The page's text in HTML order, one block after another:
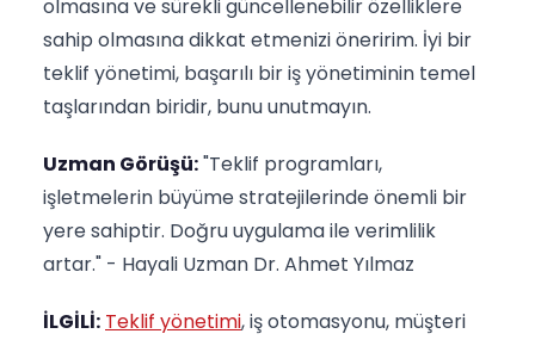
olmasına ve sürekli güncellenebilir özelliklere
sahip olmasına dikkat etmenizi öneririm. İyi bir
teklif yönetimi, başarılı bir iş yönetiminin temel
taşlarından biridir, bunu unutmayın.
Uzman Görüşü:"Teklif programları,
işletmelerin büyüme stratejilerinde önemli bir
yere sahiptir. Doğru uygulama ile verimlilik
artar." - Hayali Uzman Dr. Ahmet Yılmaz
İLGİLİ: Teklif yönetimi, iş otomasyonu, müşteri